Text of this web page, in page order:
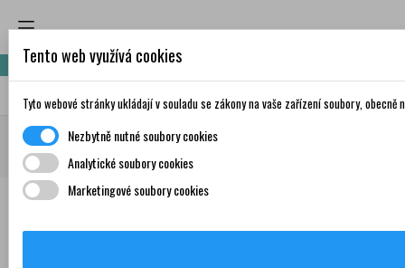
Nakupte za 999,- Kč a získáte dopravu zdarma!
Domů Krása a péče Dermokosmetika
LA ROCHE-POSAY Anthelios UV SPORT mlha SPF50+ 200 ml
Tento web využívá cookies
Tyto webové stránky ukládají v souladu se zákony na vaše zařízení soubory,
Nezbytně nutné soubory cookies
Analytické soubory cookies
Marketingové soubory cookies